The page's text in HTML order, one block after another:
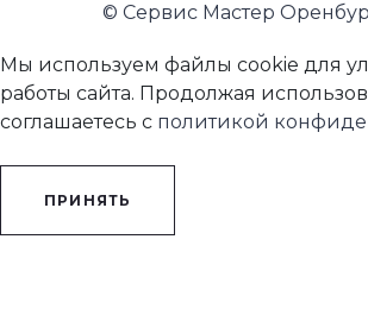
© Сервис Мастер
Мы используем файлы cookie для
работы сайта. Продолжая
соглашаетесь с политикой
ПРИНЯТЬ